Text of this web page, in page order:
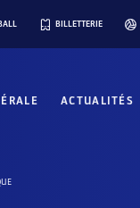
BILLETTERIE
ACTUALITÉS